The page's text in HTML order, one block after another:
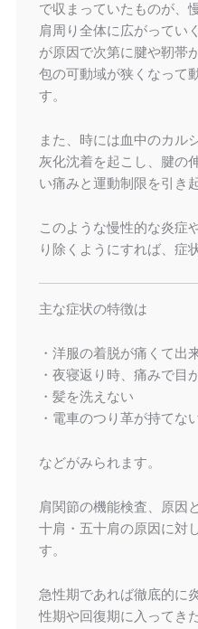
で収まっていたものが、
肩周り全体に広がってい
が原因で次第に腱や靭帯
包の可動域が狭くなって
す。
また、時には血中のカル
灰化沈着を起こし、腱の
い痛みと運動制限を引き
このような慢性的な炎症
り除くようにすれば、症
主な症状の特徴は
・洋服の着脱が痛くて出
・夜寝返り時、痛みで目
・髪を洗えない
・電車のつり革が持てな
などがみられます。
肩関節の機能検査、原因
十肩・五十肩の原因に対
す。
急性期であれば徹底的に
性期や回復期に入ってき